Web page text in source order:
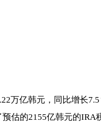
万亿韩元，同比增长
估的2155亿韩元的IRA